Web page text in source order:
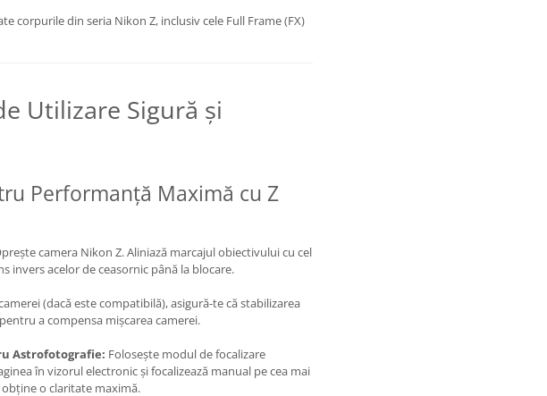
corpurile din seria Nikon Z, inclusiv cele Full Frame (FX)
Utilizare Sigură și
Performanță Maximă cu Z
camera Nikon Z. Aliniază marcajul obiectivului cu cel
invers acelor de ceasornic până la blocare.
(dacă este compatibilă), asigură-te că stabilizarea
a compensa mișcarea camerei.
Astrofotografie: Folosește modul de focalizare
în vizorul electronic și focalizează manual pe cea mai
o claritate maximă.